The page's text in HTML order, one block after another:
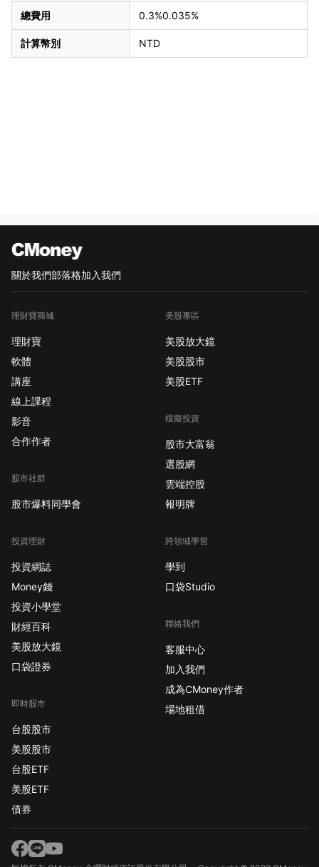
總費用 0.3%0.035%
計算幣別 NTD
關於我們部落格加入我們
理財寶商城
理財寶
軟體
講座
線上課程
影音
合作作者
股市社群
股市爆料同學會
投資理財
投資網誌
Money錢
投資小學堂
財經百科
美股放大鏡
口袋證券
即時股市
台股股市
美股股市
台股ETF
美股ETF
債券
美股專區
美股放大鏡
美股股市
美股ETF
模擬投資
股市大富翁
選股網
雲端控股
報明牌
跨領域學習
學到
口袋Studio
聯絡我們
客服中心
加入我們
成為CMoney作者
場地租借